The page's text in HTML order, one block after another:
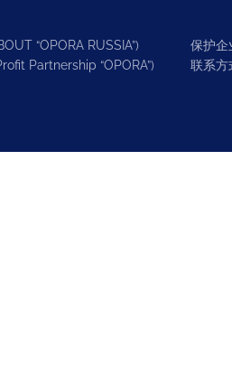
“OPORA RUSSIA”)
Partnership “OPORA”)
保护企
联系方